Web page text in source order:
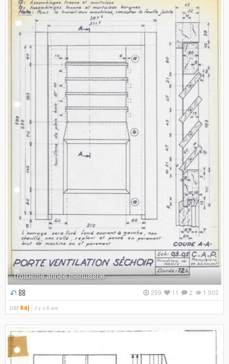
Troisième année menuiserie
1 502
2
11
259
parkaj il y a 6 ans